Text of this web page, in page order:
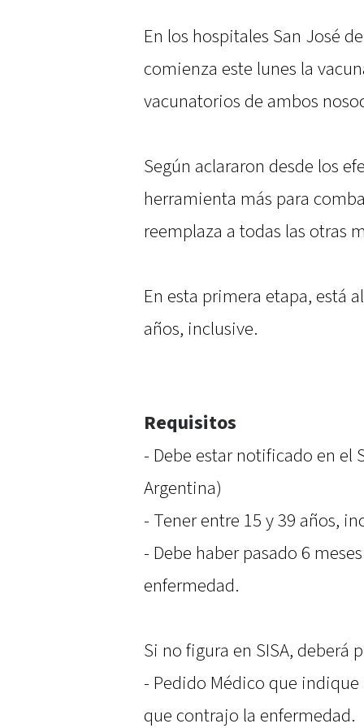
En los hospitales San José
comienza este lunes la
vacunatorios de ambos
Según aclararon desde los
herramienta más para
reemplaza a todas las otras
En esta primera etapa, está
años, inclusive.
Requisitos
- Debe estar notificado en el
Argentina)
- Tener entre 15 y 39 años,
- Debe haber pasado 6
enfermedad.
Si no figura en SISA, deberá
- Pedido Médico que
que contrajo la enfermedad.